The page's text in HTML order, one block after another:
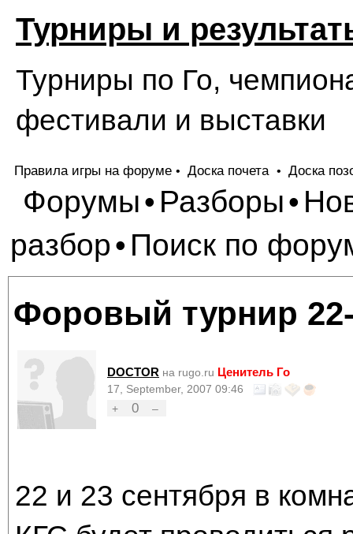
Турниры и
Турниры по Го,
фестивали и выставки
Правила игры на форуме • Доска почета • Доска
Форумы• Разборы•
разбор• Поиск по
Форовый турнир
DOCTOR на rugo.ru Ценитель Го
17, September, 2007 09:46
+
0 –
22 и 23 сентября в